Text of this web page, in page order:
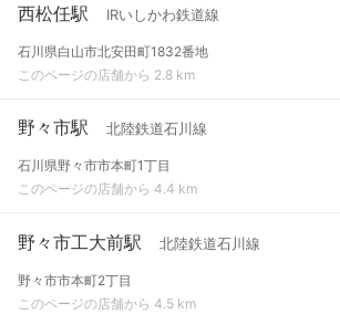
西松任駅 IRいしかわ鉄道線
石川県白山市北安田町1832番地
このページの店舗から 2.8 km
野々市駅 北陸鉄道石川線
石川県野々市市本町1丁目
このページの店舗から 4.4 km
野々市工大前駅 北陸鉄道石川線
野々市市本町2丁目
このページの店舗から 4.5 km